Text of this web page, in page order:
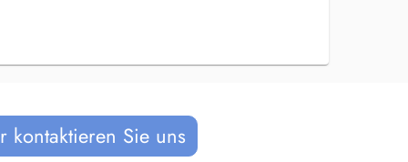
kontaktieren Sie uns